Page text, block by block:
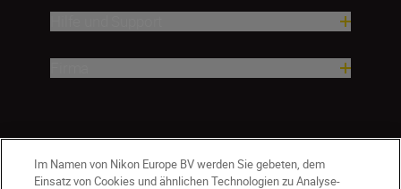
Im Namen von Nikon Europe BV werden Sie gebeten, dem
Einsatz von Cookies und ähnlichen Technologien zu Analyse-